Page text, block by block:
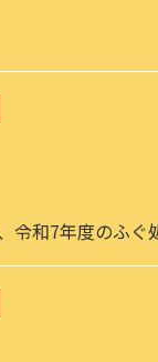
令和7年度のふ